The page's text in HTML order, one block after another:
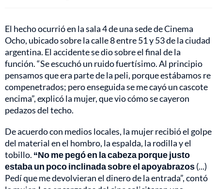
El hecho ocurrió en la sala 4 de una sede de Cinema
Ocho, ubicado sobre la calle 8 entre 51 y 53 de la ciudad
argentina. El accidente se dio sobre el final de la
función. “Se escuchó un ruido fuertísimo. Al principio
pensamos que era parte de la peli, porque estábamos re
compenetrados; pero enseguida se me cayó un cascote
encima”, explicó la mujer, que vio cómo se cayeron
pedazos del techo.
De acuerdo con medios locales, la mujer recibió el golpe
del material en el hombro, la espalda, la rodilla y el
tobillo. “No me pegó en la cabeza porque justo
estaba un poco inclinada sobre el apoyabrazos(...)
Pedí que me devolvieran el dinero de la entrada”, contó